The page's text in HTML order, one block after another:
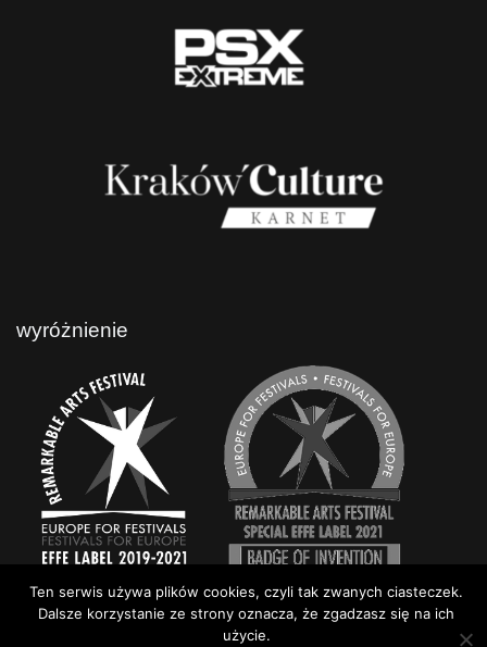
wyróżnienie
Ten serwis używa plików cookies, czyli tak zwanych ciasteczek.
Dalsze korzystanie ze strony oznacza, że zgadzasz się na ich
użycie.